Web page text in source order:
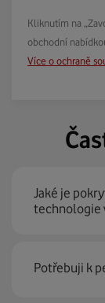
Kliknutím na
obchodní
Více o ochraně
Jaké je
technologie
Pevný
domácností
Potřebuji k